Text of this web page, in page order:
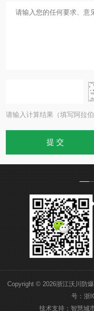
请输入计算结果（填写阿拉
Copyright © 2026浙江沃川防
号： 浙
技术支持： 智慧城